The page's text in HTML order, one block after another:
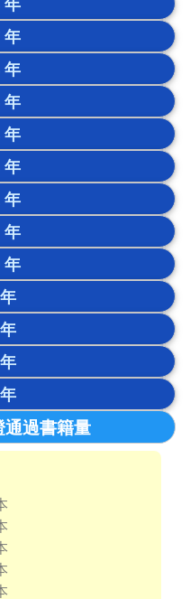
年
年
年
年
年
年
年
年
年
通過書籍量